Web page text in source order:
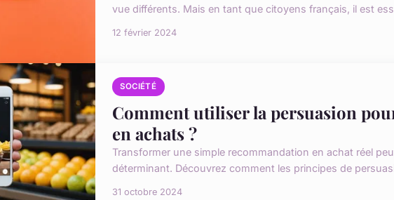
vue différents. Mais en tant que citoyens français, il est
12 février 2024
SOCIÉTÉ
Comment utiliser la persuasion
en achats ?
Transformer une simple recommandation en achat réel
déterminant. Découvrez comment les principes de
31 octobre 2024